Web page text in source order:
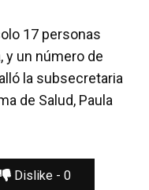
17 personas
y un número de
la subsecretaria
de Salud, Paula
Dislike - 0